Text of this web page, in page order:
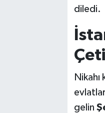
diledi.
Nikahı
gelin